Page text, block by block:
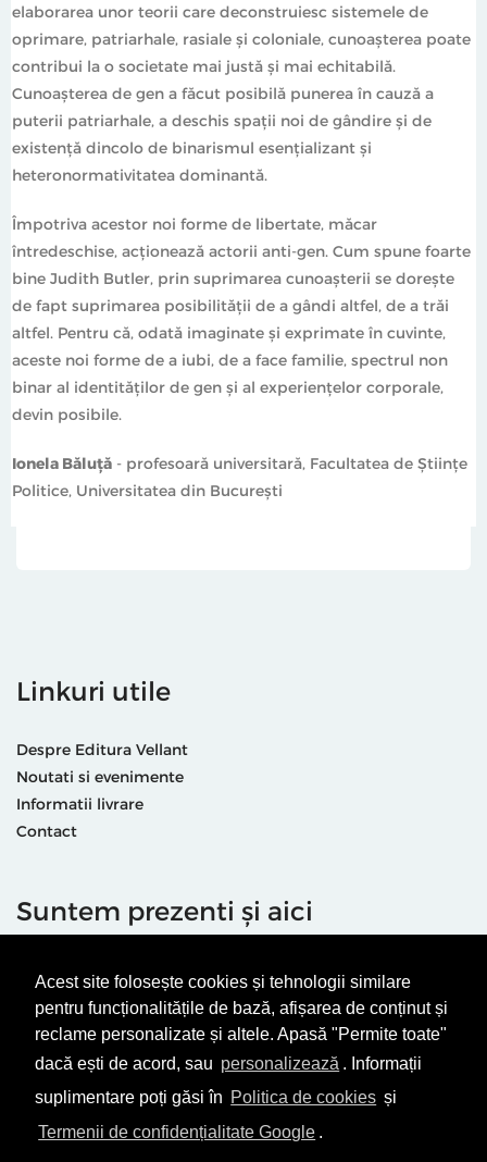
Acest site folosește cookies și tehnologii similare
pentru funcționalitățile de bază, afișarea de conținut și
reclame personalizate și altele. Apasă "Permite toate"
dacă ești de acord, sau personalizează . Informații
suplimentare poți găsi în Politica de cookies și
Termenii de confidențialitate Google .
elaborarea unor teorii care deconstruiesc sistemele de
oprimare, patriarhale, rasiale și coloniale, cunoașterea poate
contribui la o societate mai justă și mai echitabilă.
Cunoașterea de gen a făcut posibilă punerea în cauză a
puterii patriarhale, a deschis spații noi de gândire și de
existență dincolo de binarismul esențializant și
heteronormativitatea dominantă.
Împotriva acestor noi forme de libertate, măcar
întredeschise, acționează actorii anti-gen. Cum spune foarte
bine Judith Butler, prin suprimarea cunoașterii se dorește
de fapt suprimarea posibilității de a gândi altfel, de a trăi
altfel. Pentru că, odată imaginate și exprimate în cuvinte,
aceste noi forme de a iubi, de a face familie, spectrul non
binar al identităților de gen și al experiențelor corporale,
devin posibile.
Ionela Băluță - profesoară universitară, Facultatea de Științe
Politice, Universitatea din București
Linkuri utile
Despre Editura Vellant
Noutati si evenimente
Informatii livrare
Contact
Suntem prezenti și aici
Termeni & condiții
Politică de utilizare cookie-uri
Politică de Confidențialitate
ANPC
© Editura Vellant 2026 | ® Conținut cu drepturi protejate